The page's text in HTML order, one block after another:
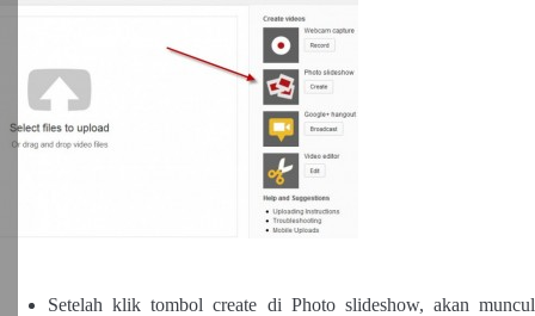
Setelah klik tombol create di Photo slideshow, akan muncul